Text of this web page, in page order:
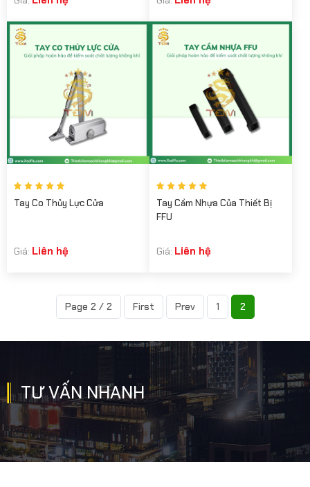
Tay Co Thủy Lực Cửa
Giá: Liên hệ
Tay Cầm Nhựa Của Thiết Bị
FFU
Giá: Liên hệ
Page 2 / 2 First Prev 1 2
TƯ VẤN NHANH